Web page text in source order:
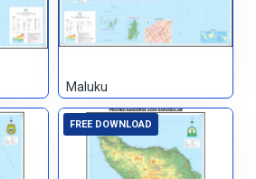
Maluku
FREE DOWNLOAD